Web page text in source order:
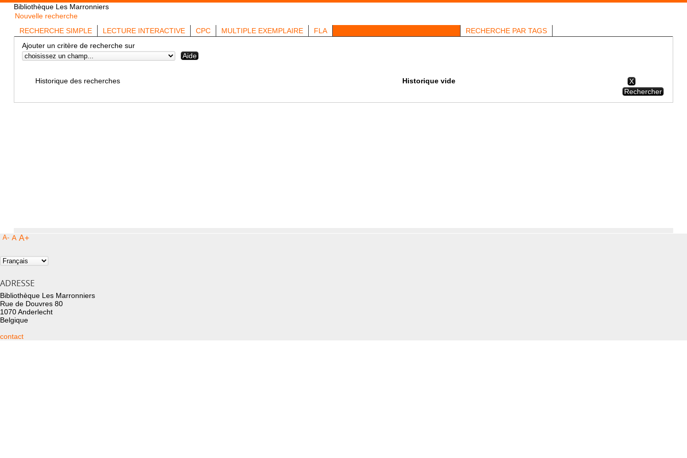
Bibliothèque Les Marronniers
Nouvelle recherche
RECHERCHE SIMPLE
LECTURE INTERACTIVE CPC MULTIPLE EXEMPLAIRE FLA
RECHERCHE PAR TAGS
Ajouter un critère de recherche sur
Historique des recherches Historique vide
A- A A+
ADRESSE
Bibliothèque Les Marronniers
Rue de Douvres 80
1070 Anderlecht
Belgique
contact